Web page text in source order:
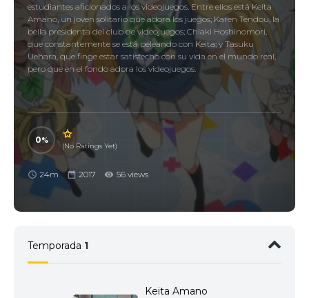
estudiantes aficionados a los videojuegos. Entre ellos está Keita
Amano, un joven solitario que adora los juegos; Karen Tendou, la
bella presidenta del club de videojuegos; Chiaki Hoshinomori,
que constantemente se está peleando con Keita; y Tasuku
Uehara, que finge estar satisfecho con su vida en el mundo real,
pero que en el fondo adora los videojuegos.
0
(No Ratings Yet)
24m 2017 56 views
Temporada 1
Keita Amano